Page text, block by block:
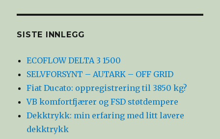
SISTE INNLEGG
ECOFLOW DELTA 3 1500
SELVFORSYNT – AUTARK – OFF GRID
Fiat Ducato: oppregistrering til 3850 kg?
VB komfortfjærer og FSD støtdempere
Dekktrykk: min erfaring med litt lavere
dekktrykk